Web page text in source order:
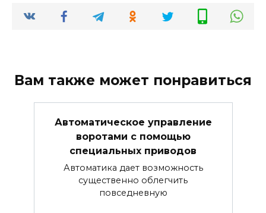
Вам также может понравиться
Автоматическое управление
воротами с помощью
специальных приводов
Автоматика дает возможность
существенно облегчить
повседневную